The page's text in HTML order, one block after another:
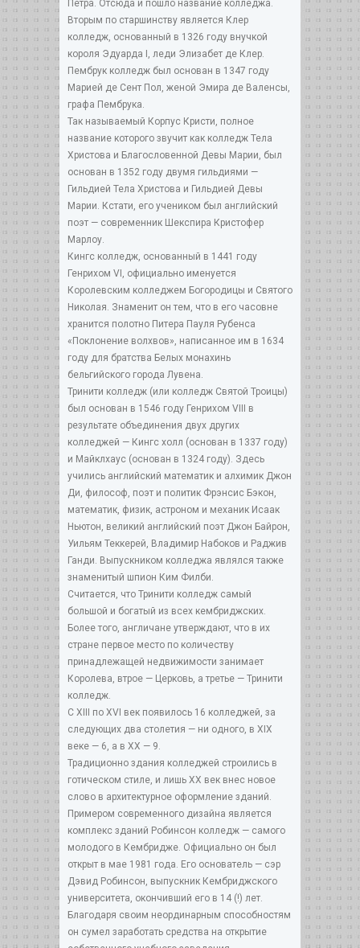
Петра. Отсюда и пошло название колледжа.
Вторым по старшинству является Клер
колледж, основанный в 1326 году внучкой
короля Эдуарда I, леди Элизабет де Клер.
Пембрук колледж был основан в 1347 году
Марией де Сент Пол, женой Эмира де Валенсы,
графа Пембрука.
Так называемый Корпус Кристи, полное
название которого звучит как колледж Тела
Христова и Благословенной Девы Марии, был
основан в 1352 году двумя гильдиями —
Гильдией Тела Христова и Гильдией Девы
Марии. Кстати, его учеником был английский
поэт — современник Шекспира Кристофер
Марлоу.
Кингс колледж, основанный в 1441 году
Генрихом VI, официально именуется
Королевским колледжем Богородицы и Святого
Николая. Знаменит он тем, что в его часовне
хранится полотно Питера Пауля Рубенса
«Поклонение волхвов», написанное им в 1634
году для братства Белых монахинь
бельгийского города Лувена.
Тринити колледж (или колледж Святой Троицы)
был основан в 1546 году Генрихом VIII в
результате объединения двух других
колледжей — Кингс холл (основан в 1337 году)
и Майклхаус (основан в 1324 году). Здесь
учились английский математик и алхимик Джон
Ди, философ, поэт и политик Фрэнсис Бэкон,
математик, физик, астроном и механик Исаак
Ньютон, великий английский поэт Джон Байрон,
Уильям Теккерей, Владимир Набоков и Раджив
Ганди. Выпускником колледжа являлся также
знаменитый шпион Ким Филби.
Считается, что Тринити колледж самый
большой и богатый из всех кембриджских.
Более того, англичане утверждают, что в их
стране первое место по количеству
принадлежащей недвижимости занимает
Королева, втрое — Церковь, а третье — Тринити
колледж.
С XIII по XVI век появилось 16 колледжей, за
следующих два столетия — ни одного, в XIX
веке — 6, а в XX — 9.
Традиционно здания колледжей строились в
готическом стиле, и лишь XX век внес новое
слово в архитектурное оформление зданий.
Примером современного дизайна является
комплекс зданий Робинсон колледж — самого
молодого в Кембридже. Официально он был
открыт в мае 1981 года. Его основатель — сэр
Дэвид Робинсон, выпускник Кембриджского
университета, окончивший его в 14 (!) лет.
Благодаря своим неординарным способностям
он сумел заработать средства на открытие